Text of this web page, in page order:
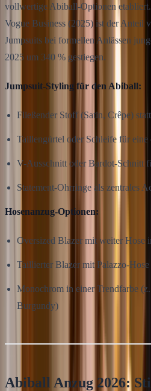
vollwertige Abiball-Optionen
Vogue Business (2025) ist der Anteil
Jumpsuits bei formellen Anlässen
2025 um 340 % gestiegen.
Jumpsuit-Styling für den Abiball:
Fließender Stoff (Satin, Crêpe)
Taillengürtel oder Schleife für eine
V-Ausschnitt oder Bardot-Schnitt
Statement-Ohrringe als zentrales
Hosenanzug-Optionen:
Oversized Blazer mit weiter Hose
Taillierter Blazer mit Palazzo-Hose
Monochrom in einer Trendfarbe
Burgundy)
Abiball Anzug 2026: